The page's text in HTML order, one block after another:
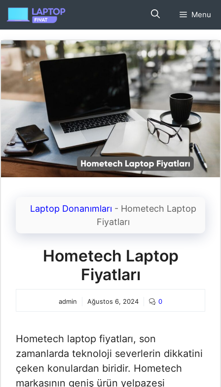
İçeriğe
atla
Menu
Laptop Donanımları - Hometech Laptop
Fiyatları
Hometech Laptop
Fiyatları
admin Ağustos 6, 2024 0
Hometech laptop fiyatları, son
zamanlarda teknoloji severlerin dikkatini
çeken konulardan biridir. Hometech
markasının geniş ürün yelpazesi